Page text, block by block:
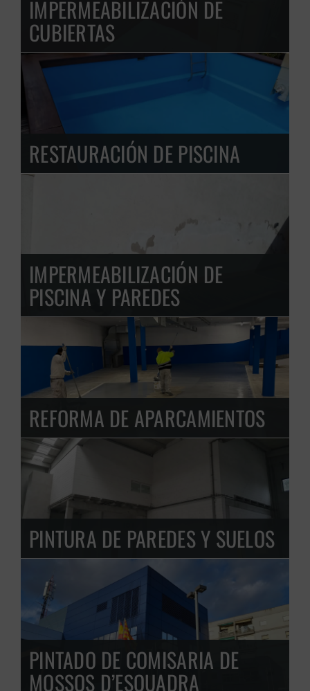
IMPERMEABILIZACIÓN DE
CUBIERTAS
RESTAURACIÓN DE PISCINA
IMPERMEABILIZACIÓN DE
PISCINA Y PAREDES
REFORMA DE APARCAMIENTOS
PINTURA DE PAREDES Y SUELOS
PINTADO DE COMISARIA DE
MOSSOS D’ESQUADRA